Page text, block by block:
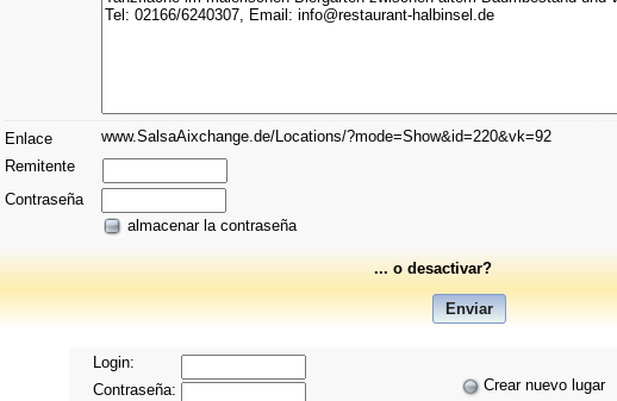
Enlace www.SalsaAixchange.de/Locations/?mode=Show&id=220&vk=92
Remitente
Contraseña
almacenar la contraseña
... o desactivar?
Login:
Contraseña:
Crear nuevo lugar